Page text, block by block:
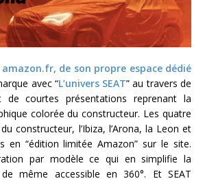
de son propre espace dédié
avec “L’univers SEAT” au travers de
de courtes présentations reprenant la
colorée du constructeur. Les quatre
constructeur, l’Ibiza, l’Arona, la Leon et
en “édition limitée Amazon” sur le site.
par modèle ce qui en simplifie la
même accessible en 360°. Et SEAT